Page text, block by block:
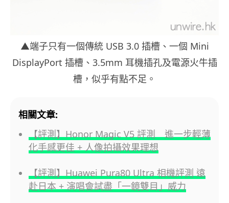
▲端子只有一個傳統 USB 3.0 插槽、一個 Mini
DisplayPort 插槽、3.5mm 耳機插孔及電源火牛插
槽，似乎有點不足。
相關文章:
【評測】Honor Magic V5 評測 進一步輕薄
化手感更佳 + 人像拍攝效果理想
【評測】Huawei Pura80 Ultra 相機評測 遠
赴日本 + 演唱會試盡「一鏡雙目」威力